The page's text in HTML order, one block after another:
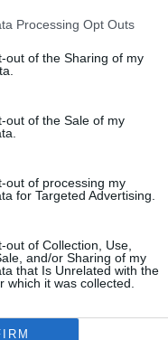
Processing Opt Outs
out of the Sharing of my
out of the Sale of my
out of processing my
for Targeted Advertising.
out of Collection, Use,
and/or Sharing of my
that Is Unrelated with the
which it was collected.
Përfundon
shumë!”
djegin
Shqipëria e